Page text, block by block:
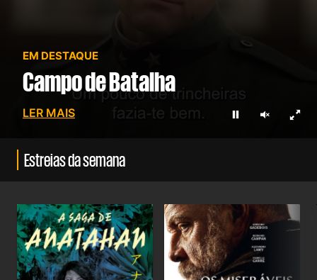
EM DESTAQUE
Campo de Batalha
LER MAIS PararLigar som
Estreias da semana